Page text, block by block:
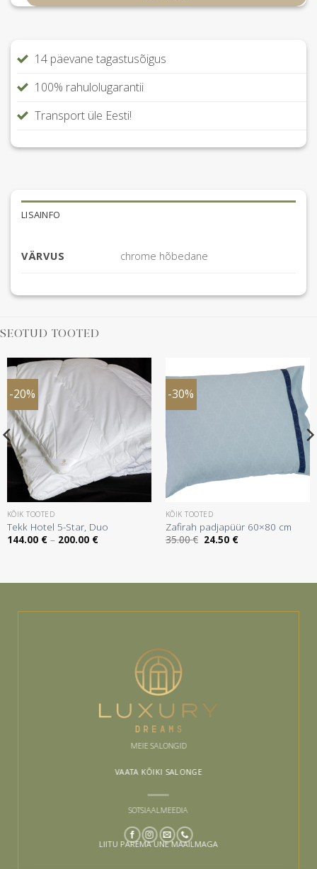
14 päevane tagastusõigus
100% rahulolugarantii
Transport üle Eesti!
LISAINFO
VÄRVUS chrome hõbedane
SEOTUD TOOTED
-20%
KÕIK TOOTED
Tekk Hotel 5-Star, Duo
144.00 € – 200.00 €Hinnavahemik:
-30%
KÕIK TOOTED
Zafirah padjapüür 60×80 cm
35.00€ Algne
24.50 €Praegune
MEIE SALONGID
VAATA KÕIKI SALONGE
SOTSIAALMEEDIA
LIITU PAREMA UNE MAAILMAGA